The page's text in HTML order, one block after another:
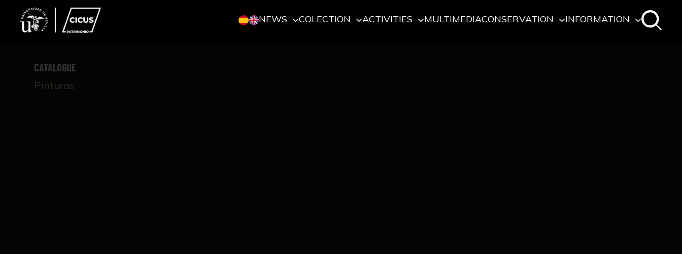
NEWS COLECTION ACTIVITIES MULTIMEDIACONSERVATION INFORMATION
CATALOGUE
Pinturas